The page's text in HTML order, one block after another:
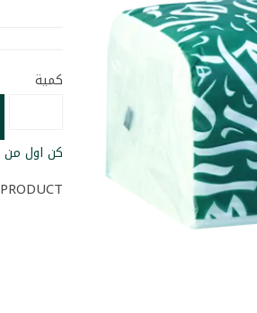
كمية
كن اول من